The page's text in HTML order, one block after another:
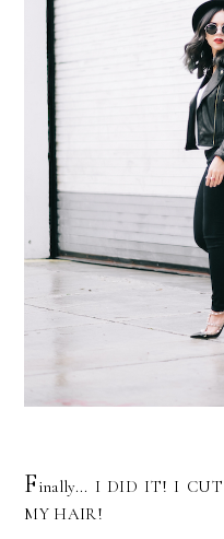
Finally... I DID IT! I CUT
MY HAIR!